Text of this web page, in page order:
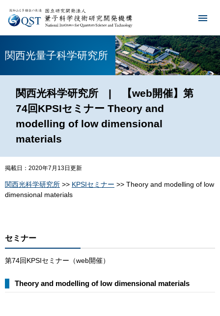
関西光量子科学研究所
関西光科学研究所 | 【web開催】第
74回KPSIセミナー Theory and
modelling of low dimensional
materials
掲載日：2020年7月13日更新
関西光科学研究所 >> KPSIセミナー >> Theory and modelling of low
dimensional materials
セミナー
第74回KPSIセミナー（web開催）
Theory and modelling of low dimensional materials